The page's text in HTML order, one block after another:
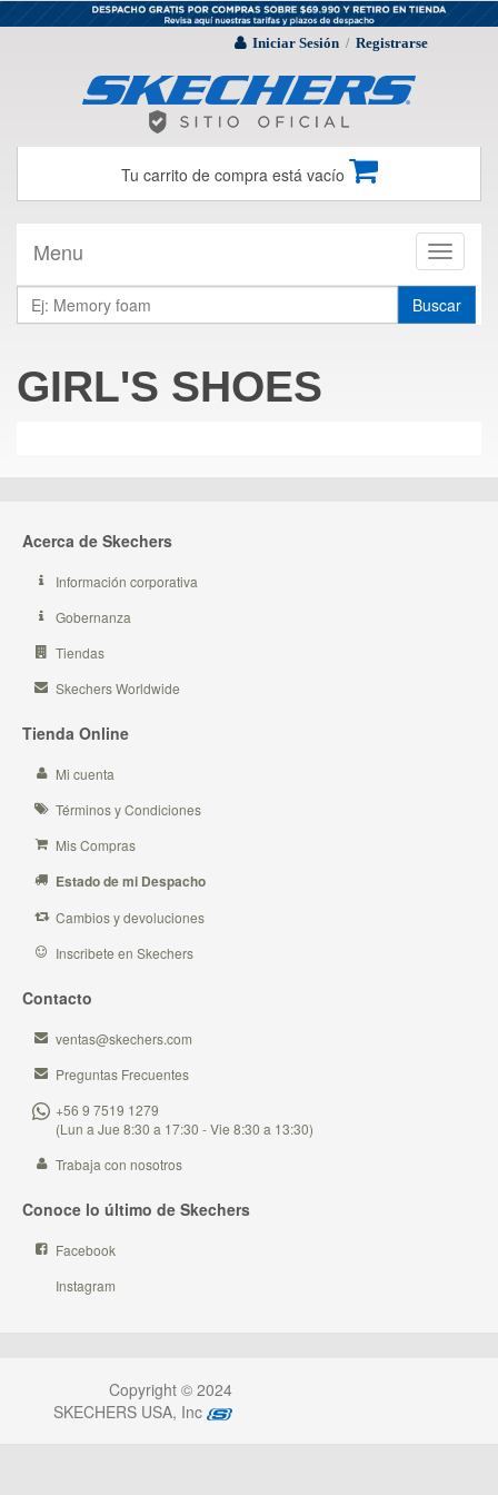
Iniciar Sesión / Registrarse
Tu carrito de compra está vacío
Toggle
Menu
Buscar
GIRL'S SHOES
Acerca de Skechers
Información corporativa
Gobernanza
Tiendas
Skechers Worldwide
Tienda Online
Mi cuenta
Términos y Condiciones
Mis Compras
Estado de mi Despacho
Cambios y devoluciones
Inscribete en Skechers
Contacto
ventas@skechers.com
Preguntas Frecuentes
+56 9 7519 1279
(Lun a Jue 8:30 a 17:30 - Vie 8:30 a 13:30)
Trabaja con nosotros
Conoce lo último de Skechers
Facebook
Instagram
Copyright © 2024
SKECHERS USA, Inc